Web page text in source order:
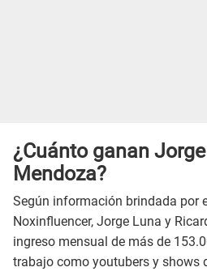
¿Cuánto ganan
Mendoza?
Según información brindada por
Noxinfluencer, Jorge Luna y
ingreso mensual de más de
trabajo como youtubers y shows